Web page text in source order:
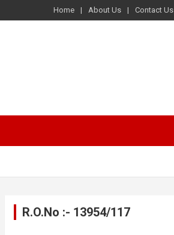
Home About Us Contact Us
R.O.No :- 13954/117